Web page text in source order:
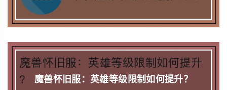
魔兽怀旧服：英雄等级限制如何提升？